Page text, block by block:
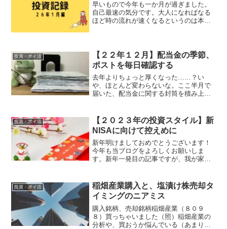
早いもので今年も一か月が過ぎました。
自己最速の気分です。大人になればなる
ほど時の流れが速くなるというのは本当
却銘柄HDV４２０８ U...
投資・ポイ活
【２２年１２月】配当金の季節、
ポストを毎日確認する
去年よりちょっと厚くなった……？い
や、ほとんど変わらないな。ここ半月で
届いた、配当金に関する封筒を積み上げ
れるとんでもない量ではありませんが、
これ以外にも郵便やチラシ...
投資・ポイ活
【２０２３年の投資スタイル】新
NISAに向けて控えめに
新年明けましておめでとうございます！
今年も当ブログをよろしくお願いしま
す。新年一発目の記事ですが、我が家の
を未だに引きずっていまして……。危機
はされど、貯金がゼロからやり...
投資・ポイ活
稲畑産業購入と、塩漬け株売却タ
イミングのニアミス
購入銘柄、売却銘柄稲畑産業（８０９
８）買っちゃいました（照）稲畑産業の
分析や、買おうか悩んでいる（あまり迷